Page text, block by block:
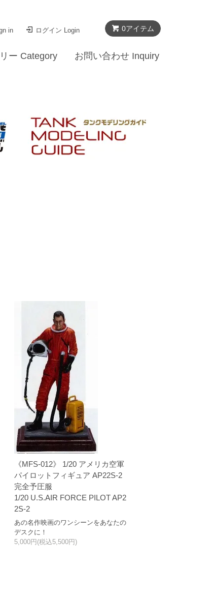
0アイテム
in ログイン Login
ー Category お問い合わせ Inquiry
《MFS-012》 1/20 アメリカ空軍
パイロットフィギュア AP22S-2
完全予圧服
1/20 U.S.AIR FORCE PILOT AP2
2S-2
あの名作映画のワンシーンをあなたの
デスクに！
5,000円(税込5,500円)